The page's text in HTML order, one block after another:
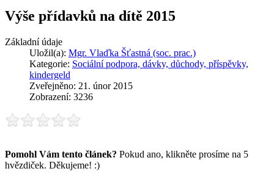
Výše přídavků na dítě 2015
Základní údaje
Uložil(a): Mgr. Vlaďka Šťastná (soc. prac.)
Kategorie: Sociální podpora, dávky, důchody, příspěvky,
kindergeld
Zveřejněno: 21. únor 2015
Zobrazení: 3236
Pomohl Vám tento článek? Pokud ano, klikněte prosíme na 5
hvězdiček. Děkujeme! :)